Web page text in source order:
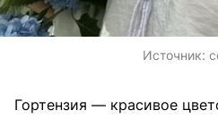
Источник:
Гортензия — красивое